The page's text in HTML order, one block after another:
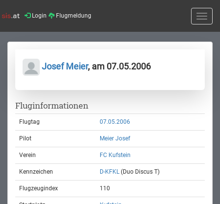
Login Flugmeldung
Toggle
Josef Meier, am 07.05.2006
Fluginformationen
Flugtag 07.05.2006
Pilot Meier Josef
Verein FC Kufstein
Kennzeichen D-KFKL(Duo Discus T)
Flugzeugindex 110